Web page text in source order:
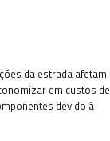
da estrada afetam
em custos de
devido à